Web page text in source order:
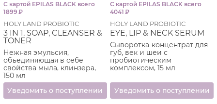
С картой EPILAS BLACKвсего
1899 ₽
HOLY LAND PROBIOTIC
3 IN 1. SOAP, CLEANSER &
TONER
Нежная эмульсия,
объединяющая в себе
свойства мыла, клинзера,
150 мл
С картой EPILAS BLACK всего
4041 ₽
HOLY LAND PROBIOTIC
EYE, LIP & NECK SERUM
Сыворотка-концентрат для
губ, век и шеи с
пробиотическим
комплексом, 15 мл